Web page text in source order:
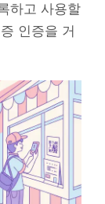
하고 사용할
인증을 거